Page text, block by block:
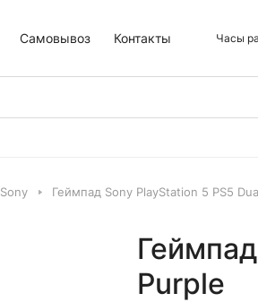
Самовывоз Контакты Часы
Sony Геймпад Sony PlayStation 5 PS5
Purple